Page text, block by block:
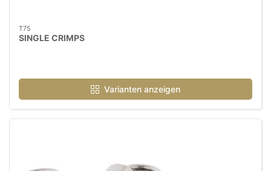
T75
SINGLE CRIMPS
Varianten anzeigen